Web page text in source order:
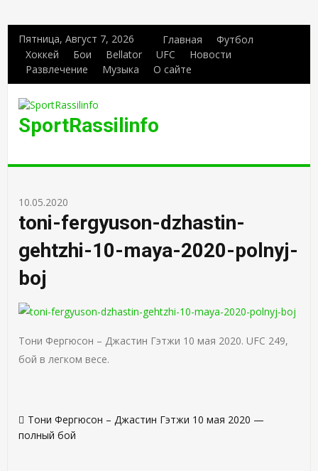
Пятница, Август 7, 2026 Главная
Футбол
Хоккей
Бои Bellator UFC
Новости
Развлечение
Музыка О сайте
SportRassilinfo
10.05.2020
toni-fergyuson-dzhastin-
gehtzhi-10-maya-2020-polnyj-
boj
Тони Фергюсон – Джастин Гэтжи 10 мая 2020. UFC 249,
бой в легком весе.
поТони Фергюсон – Джастин Гэтжи 10 мая 2020 —
полный бой